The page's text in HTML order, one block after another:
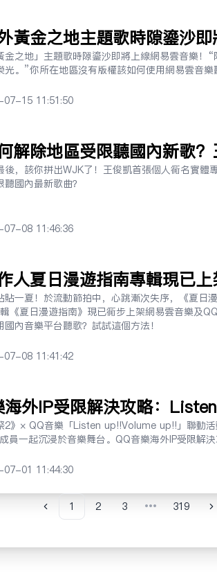
黃金之地主題歌時隙鎏沙
網易雲音樂聽歌？
金之地」主題歌時隙鎏沙即將上線網易雲音樂！
光。”你所在地區沒有版權該如何使用網易雲音
15 11:51:50
解除地區受限聽國內新歌
篇章K今日上線！
後，該你拼出WJK了！王俊凱首張個人同名實體
國內最新歌曲？
08 11:46:36
人夏日漫遊指南專輯現已
內音樂平台聽歌？
貼一夏！於流動節拍中，心跳漸次失序，《夏日
《夏日漫遊指南》現已同步上架網易雲音樂及
內音樂平台聽歌？試試這個方法！
08 11:41:42
海外IP受限解決攻略：
2》× QQ音樂「Listen up!!Volume up!!」聯動
員一起沉浸於音樂舞台。QQ音樂海外IP受限解
01 11:44:30
Previous
1 2 3 ••• 319